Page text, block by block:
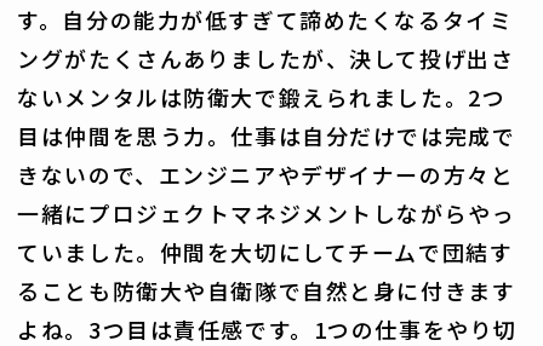
す。自分の能力が低すぎて諦めたくなるタイミ
ングがたくさんありましたが、決して投げ出さ
ないメンタルは防衛大で鍛えられました。2つ
目は仲間を思う力。仕事は自分だけでは完成で
きないので、エンジニアやデザイナーの方々と
一緒にプロジェクトマネジメントしながらやっ
ていました。仲間を大切にしてチームで団結す
ることも防衛大や自衛隊で自然と身に付きます
よね。3つ目は責任感です。1つの仕事をやり切